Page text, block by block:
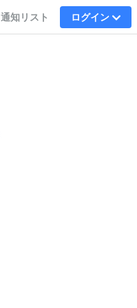
通知リスト ログイン